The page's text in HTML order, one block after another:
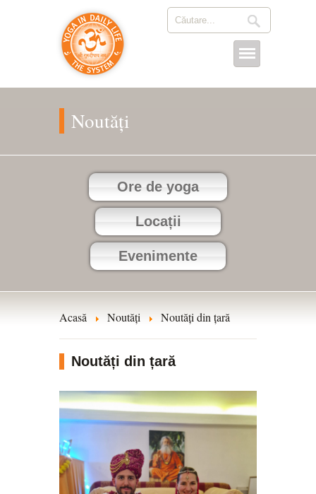
Noutăți
Ore de yoga
Locații
Evenimente
Acasă Noutăți Noutăți din țară
Noutăți din țară